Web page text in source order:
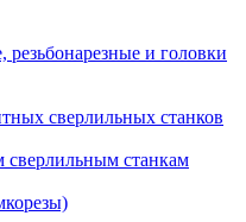
и головки
сверлильных станков
сверлильным станкам